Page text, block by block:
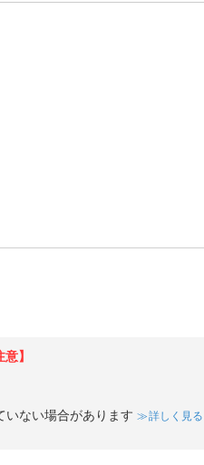
】
いない場合があります 詳しく見る